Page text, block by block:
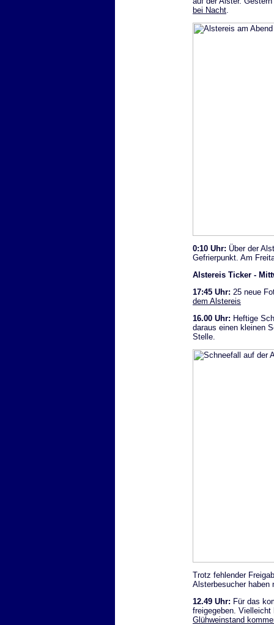
bei Nacht.
0:10 Uhr: Über der
Gefrierpunkt. Am
Alstereis Ticker -
17:45 Uhr: 25 neue
dem Alstereis
16.00 Uhr: Heftige
daraus einen kleinen
Stelle.
Trotz fehlender
Alsterbesucher haben
12.49 Uhr: Für das
freigegeben.
Glühweinstand